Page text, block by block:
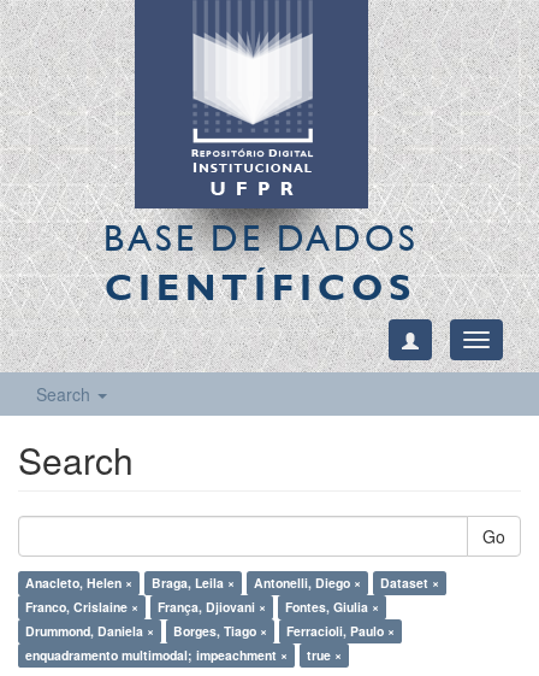
BASE DE DADOS
CIENTÍFICOS
Toggle
Search
Search
Go
Anacleto, Helen × Braga, Leila × Antonelli, Diego ×
Dataset ×
Franco, Crislaine ×
França, Djiovani ×
Fontes, Giulia ×
Drummond, Daniela ×
Borges, Tiago ×
Ferracioli, Paulo ×
enquadramento multimodal; impeachment ×
true ×